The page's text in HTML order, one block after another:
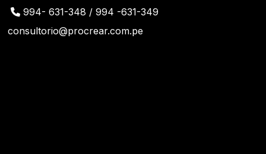
994- 631-348 / 994 -631-349
consultorio@procrear.com.pe